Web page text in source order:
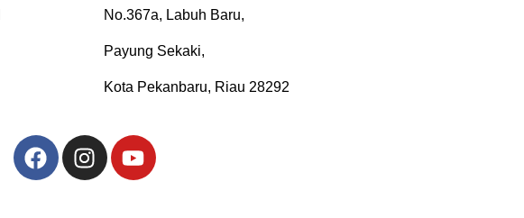
No.367a, Labuh Baru,
Payung Sekaki,
Kota Pekanbaru, Riau 28292